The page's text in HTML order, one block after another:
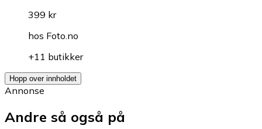
399 kr
hos Foto.no
+11 butikker
Hopp over innholdet
Annonse
Andre så også på